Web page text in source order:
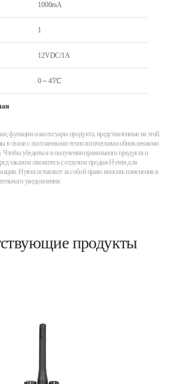
1000mA
1
12VDC/1A
0～45℃
функции и аксессуары продукта, представленные на этой
в связи с постоянными технологическими обновлениями
убедиться в получении правильного продукта и
заказом свяжитесь с отделом продаж Hytera для
Hytera оставляет за собой право вносить изменения в
уведомления.
продукты